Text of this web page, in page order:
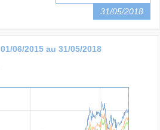
31/05/2018
01/06/2015 au 31/05/2018